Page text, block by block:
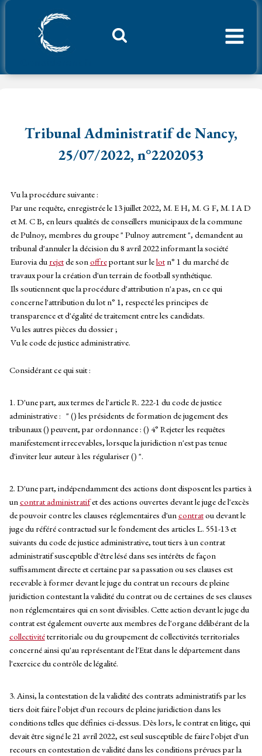
Aller
Tribunal Administratif de Nancy,
25/07/2022, n°2202053
Vu la procédure suivante :
Par une requête, enregistrée le 13 juillet 2022, M. E H, M. G F, M. I A D
et M. C B, en leurs qualités de conseillers municipaux de la commune
de Pulnoy, membres du groupe " Pulnoy autrement ", demandent au
tribunal d'annuler la décision du 8 avril 2022 informant la société
Eurovia du rejetde sonoffreportant sur lelotn° 1 du marché de
travaux pour la création d'un terrain de football synthétique.
Ils soutiennent que la procédure d'attribution n'a pas, en ce qui
concerne l'attribution du lot n° 1, respecté les principes de
transparence et d'égalité de traitement entre les candidats.
Vu les autres pièces du dossier ;
Vu le code de justice administrative.
Considérant ce qui suit :
1. D'une part, aux termes de l'article R. 222-1 du code de justice
administrative : " () les présidents de formation de jugement des
tribunaux () peuvent, par ordonnance : () 4° Rejeter les requêtes
manifestement irrecevables, lorsque la juridiction n'est pas tenue
d'inviter leur auteur à les régulariser () ".
2. D'une part, indépendamment des actions dont disposent les parties à
uncontrat administratifet des actions ouvertes devant le juge de l'excès
de pouvoir contre les clauses réglementaires d'uncontratou devant le
juge du référé contractuel sur le fondement des articles L. 551-13 et
suivants du code de justice administrative, tout tiers à un contrat
administratif susceptible d'être lésé dans ses intérêts de façon
suffisamment directe et certaine par sa passation ou ses clauses est
recevable à former devant le juge du contrat un recours de pleine
juridiction contestant la validité du contrat ou de certaines de ses clauses
non réglementaires qui en sont divisibles. Cette action devant le juge du
contrat est également ouverte aux membres de l'organe délibérant de la
collectivitéterritoriale ou du groupement de collectivités territoriales
concerné ainsi qu'au représentant de l'Etat dans le département dans
l'exercice du contrôle de légalité.
3. Ainsi, la contestation de la validité des contrats administratifs par les
tiers doit faire l'objet d'un recours de pleine juridiction dans les
conditions telles que définies ci-dessus. Dès lors, le contrat en litige, qui
devait être signé le 21 avril 2022, est seul susceptible de faire l'objet d'un
recours en contestation de validité dans les conditions prévues par la